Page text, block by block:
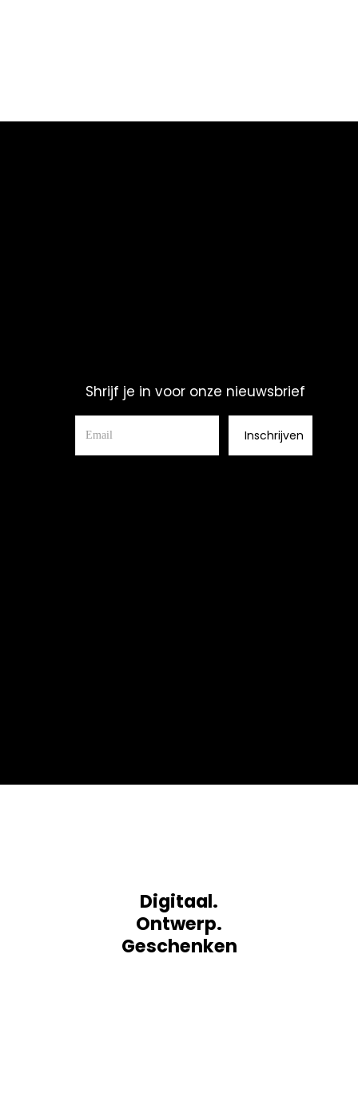
Shrijf je in voor onze nieuwsbrief
Digitaal.
Ontwerp.
Geschenken